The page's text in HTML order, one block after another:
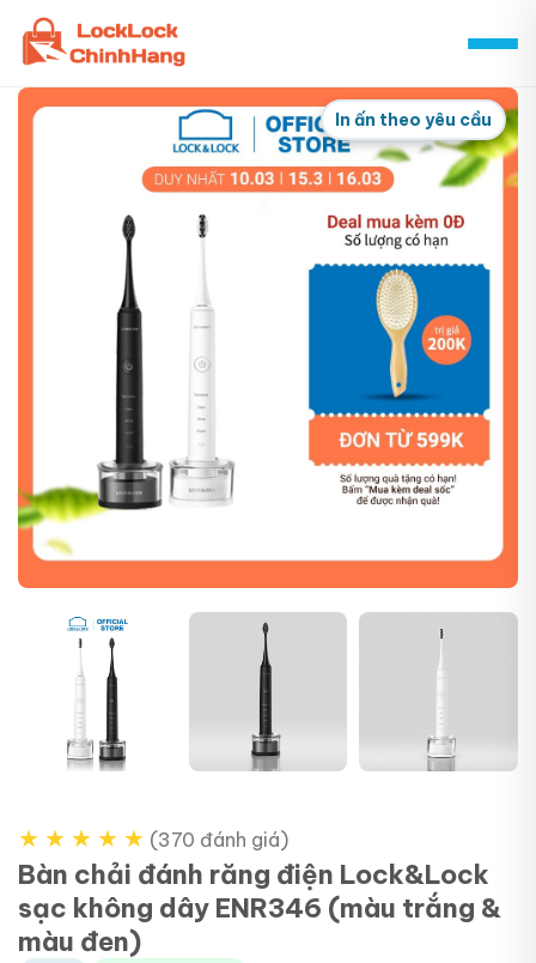
Skip
content
In ấn theo yêu cầu
★ ★ ★ ★ ★ (370 đánh giá)
Bàn chải đánh răng điện Lock&Lock
sạc không dây ENR346 (màu trắng &
màu đen)